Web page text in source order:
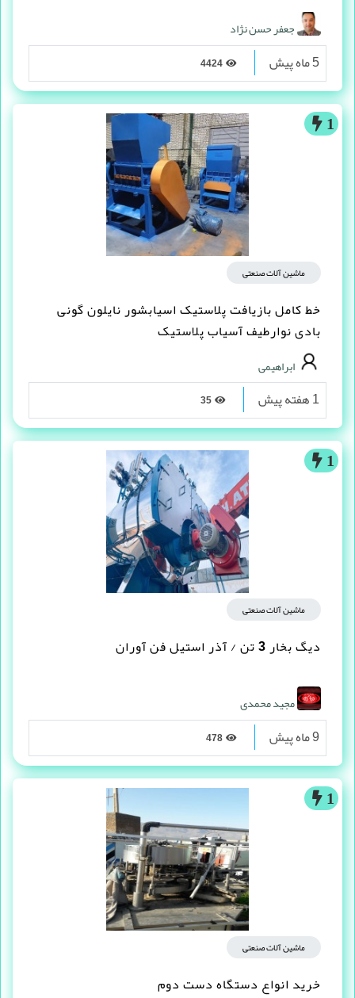
جعفر حسن نژاد
5 ماه پیش
1
ماشین آلات صنعتی
خط کامل بازیافت پلاستیک اسیابشور نایلون گونی
بادی نوارطیف آسیاب پلاستیک
ابراهیمی
1 هفته پیش
1
ماشین آلات صنعتی
دیگ بخار 3 تن / آذر استیل فن آوران
مجید محمدی
9 ماه پیش
1
ماشین آلات صنعتی
خرید انواع دستگاه دست دوم